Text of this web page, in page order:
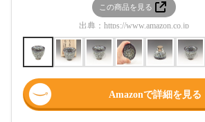
この商品を見る
出典： https://www.amazon.co.jp
Amazonで詳細を見る